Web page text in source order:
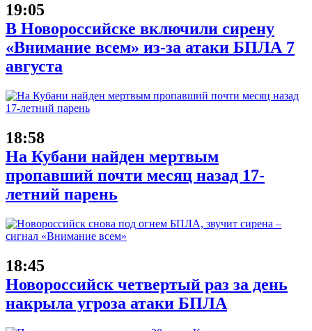
19:05
В Новороссийске включили сирену
«Внимание всем» из-за атаки БПЛА 7
августа
18:58
На Кубани найден мертвым
пропавший почти месяц назад 17-
летний парень
18:45
Новороссийск четвертый раз за день
накрыла угроза атаки БПЛА